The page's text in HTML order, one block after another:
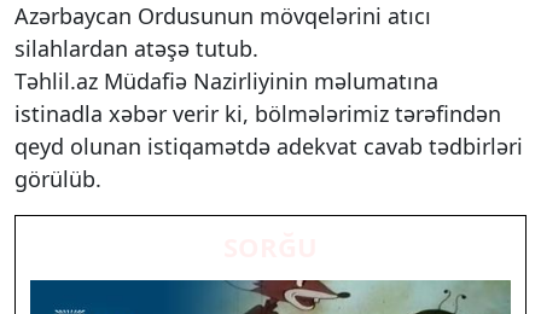
Azərbaycan Ordusunun mövqelərini atıcı
silahlardan atəşə tutub.
Təhlil.az Müdafiə Nazirliyinin məlumatına
istinadla xəbər verir ki, bölmələrimiz tərəfindən
qeyd olunan istiqamətdə adekvat cavab tədbirləri
görülüb.